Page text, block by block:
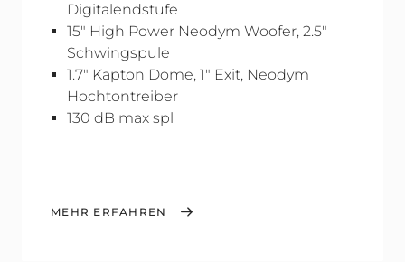
Digitalendstufe
15" High Power Neodym Woofer, 2.5"
Schwingspule
1.7" Kapton Dome, 1" Exit, Neodym
Hochtontreiber
130 dB max spl
MEHR ERFAHREN